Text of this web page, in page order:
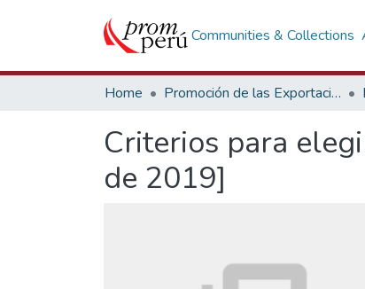
Communities & Collections
Home Promoción de las Exportaciones
Criterios para
de 2019]